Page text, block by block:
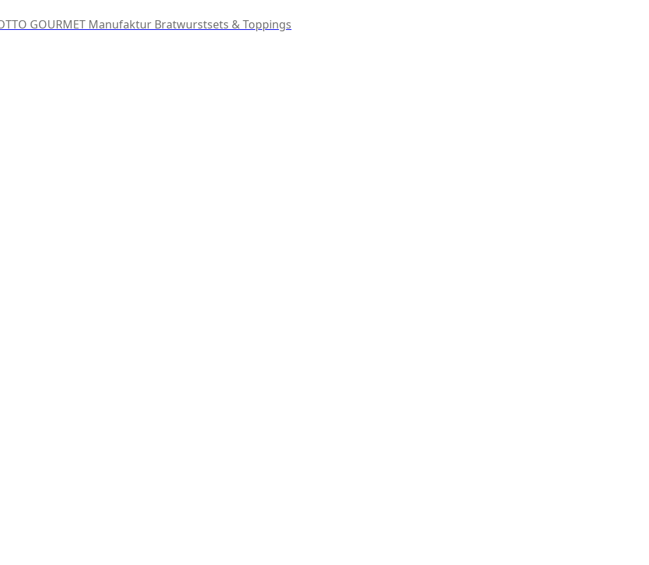
GOURMET Manufaktur Bratwurstsets & Toppings